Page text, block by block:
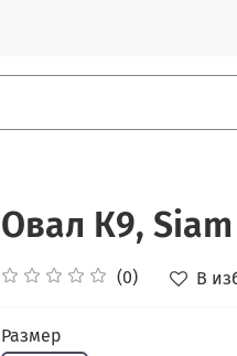
Овал К9,
(0) В
Размер